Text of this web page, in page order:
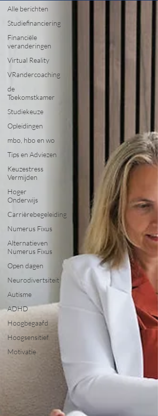
Alle berichten
Studiefinanciering
Financiële
veranderingen
Virtual Reality
VRandercoaching
de
Toekomstkamer
Studiekeuze
Opleidingen
mbo, hbo en wo
Tips en Adviezen
Keuzestress
Vermijden
Hoger
Onderwijs
Carrièrebegeleiding
Numerus Fixus
Alternatieven
Numerus Fixus
Open dagen
Neurodivertsiteit
Autisme
ADHD
Hoogbegaafd
Hoogsensitief
Motivatie